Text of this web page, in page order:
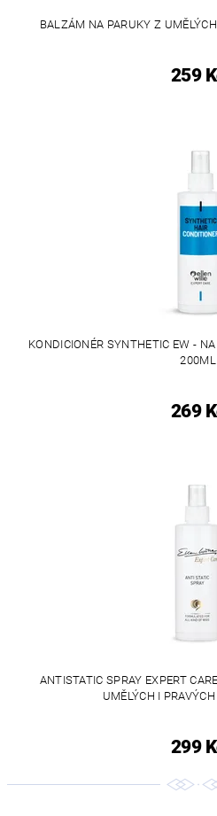
BALZÁM NA PARUKY Z
259
KONDICIONÉR SYNTHETIC EW -
200ML
269
ANTISTATIC SPRAY EXPERT
UMĚLÝCH I
299